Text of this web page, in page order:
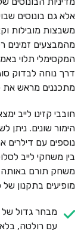
אלא גם בונוסים
משבצות מובילות
מהמבצעים זמינים
המקסימלי תלוי
דרך נוחה לבדוק
מתכננים מראש את
הימור שונים.
בין משחקי לייב
משחק תורם באותה
מופיעים בתקנון
מבחר גדול של
עם רולטה,